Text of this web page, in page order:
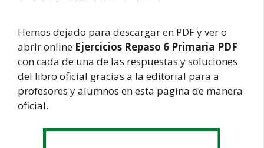
Hemos dejado para descargar en PDF y ver o
abrir online Ejercicios Repaso 6 Primaria PDF
con cada de una de las respuestas y soluciones
del libro oficial gracias a la editorial para a
profesores y alumnos en esta pagina de manera
oficial.